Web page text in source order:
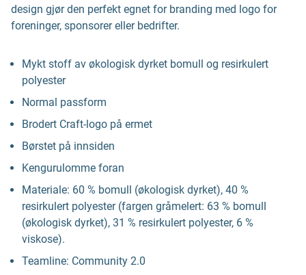
design gjør den perfekt egnet for branding med logo for
foreninger, sponsorer eller bedrifter.
Mykt stoff av økologisk dyrket bomull og resirkulert
polyester
Normal passform
Brodert Craft-logo på ermet
Børstet på innsiden
Kengurulomme foran
Materiale: 60 % bomull (økologisk dyrket), 40 %
resirkulert polyester (fargen gråmelert: 63 % bomull
(økologisk dyrket), 31 % resirkulert polyester, 6 %
viskose).
Teamline: Community 2.0